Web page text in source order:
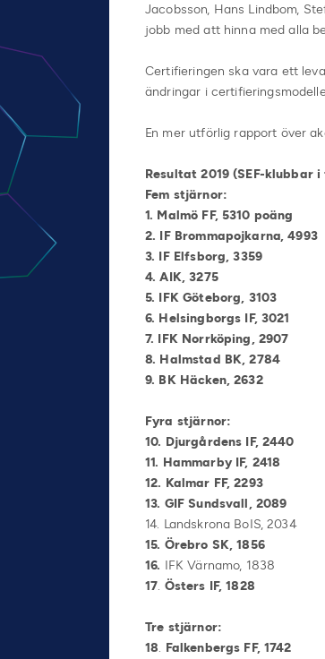
Jacobsson, Hans Lindbom,
jobb med att hinna med alla
Certifieringen ska vara ett
ändringar i
En mer utförlig rapport över
Resultat 2019 (SEF-klubbar
Fem stjärnor:
1. Malmö FF, 5310
2. IF
3. IF Elfsborg,
4. AIK, 3275
5. IFK Göteborg,
6. Helsingborgs
7. IFK Norrköping,
8. Halmstad
9. BK Häcken,
Fyra stjärnor:
10. Djurgårdens IF,
11. Hammarby IF,
12. Kalmar FF,
13. GIF Sundsvall,
14. Landskrona BoIS,
15. Örebro SK,
16. IFK Värnamo, 1838
17. Östers IF,
Tre stjärnor:
18. Falkenbergs